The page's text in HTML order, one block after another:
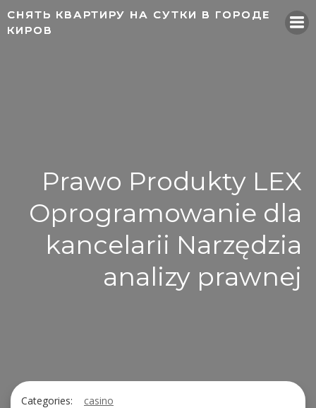
Skip
СНЯТЬ КВАРТИРУ НА СУТКИ В ГОРОДЕ
КИРОВ
СНЯТЬ КВАРТИРУ НА СУТКИ В ГОРОДЕ
КИРОВ
Prawo Produkty LEX
Oprogramowanie dla
kancelarii Narzędzia
analizy prawnej
Categories:
casino